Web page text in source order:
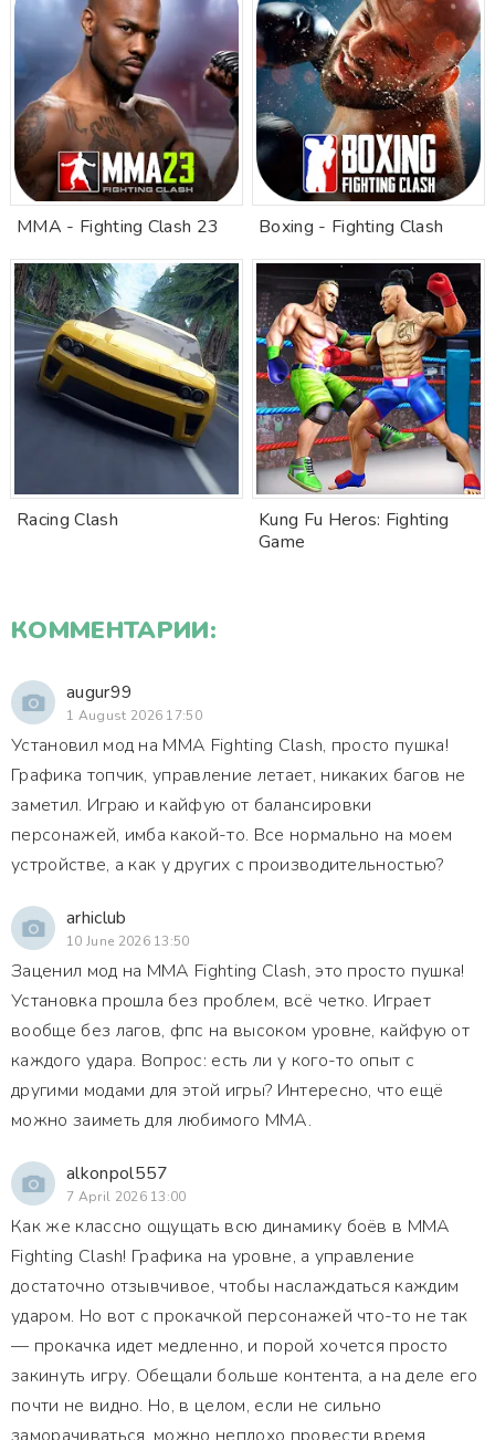
MMA - Fighting Clash 23 Boxing - Fighting Clash
Racing Clash
Kung Fu Heros: Fighting
Game
КОММЕНТАРИИ:
augur99
1 August 2026 17:50
Установил мод на MMA Fighting Clash, просто пушка!
Графика топчик, управление летает, никаких багов не
заметил. Играю и кайфую от балансировки
персонажей, имба какой-то. Все нормально на моем
устройстве, а как у других с производительностью?
arhiclub
10 June 2026 13:50
Заценил мод на MMA Fighting Clash, это просто пушка!
Установка прошла без проблем, всё четко. Играет
вообще без лагов, фпс на высоком уровне, кайфую от
каждого удара. Вопрос: есть ли у кого-то опыт с
другими модами для этой игры? Интересно, что ещё
можно заиметь для любимого MMA.
alkonpol557
7 April 2026 13:00
Как же классно ощущать всю динамику боёв в MMA
Fighting Clash! Графика на уровне, а управление
достаточно отзывчивое, чтобы наслаждаться каждим
ударом. Но вот с прокачкой персонажей что-то не так
— прокачка идет медленно, и порой хочется просто
закинуть игру. Обещали больше контента, а на деле его
почти не видно. Но, в целом, если не сильно